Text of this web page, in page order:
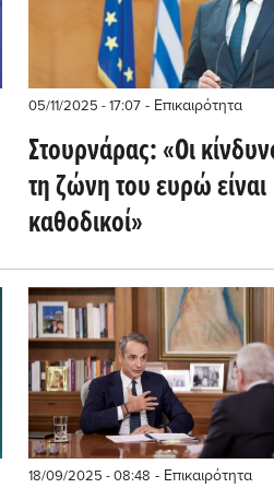
05/11/2025 - 17:07- Επικαιρότητα
Στουρνάρας: «Οι
τη ζώνη του ευρώ είναι
καθοδικοί»
18/09/2025 - 08:48 - Επικαιρότητα